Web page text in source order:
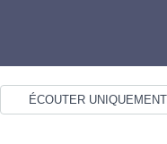
ÉCOUTER